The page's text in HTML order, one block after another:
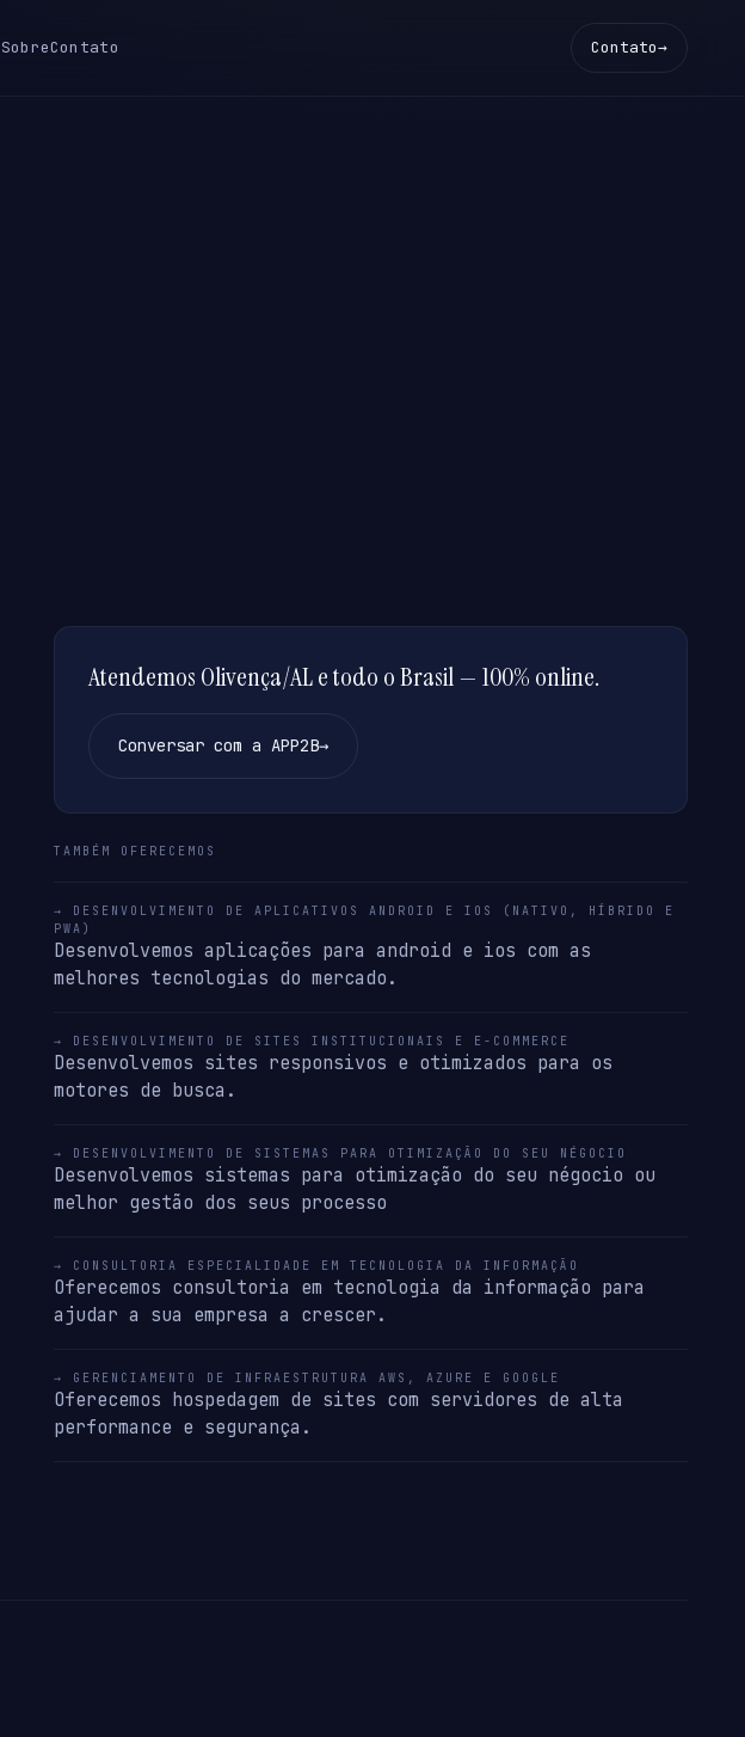
SobreContato Contato→
Atendemos Olivença/AL e todo o Brasil — 100% online.
Conversar com a APP2B→
TAMBÉM OFERECEMOS
→ DESENVOLVIMENTO DE APLICATIVOS ANDROID E IOS (NATIVO, HÍBRIDO E
PWA)
Desenvolvemos aplicações para android e ios com as
melhores tecnologias do mercado.
→ DESENVOLVIMENTO DE SITES INSTITUCIONAIS E E-COMMERCE
Desenvolvemos sites responsivos e otimizados para os
motores de busca.
→ DESENVOLVIMENTO DE SISTEMAS PARA OTIMIZAÇÃO DO SEU NÉGOCIO
Desenvolvemos sistemas para otimização do seu négocio ou
melhor gestão dos seus processo
→ CONSULTORIA ESPECIALIDADE EM TECNOLOGIA DA INFORMAÇÃO
Oferecemos consultoria em tecnologia da informação para
ajudar a sua empresa a crescer.
→ GERENCIAMENTO DE INFRAESTRUTURA AWS, AZURE E GOOGLE
Oferecemos hospedagem de sites com servidores de alta
performance e segurança.